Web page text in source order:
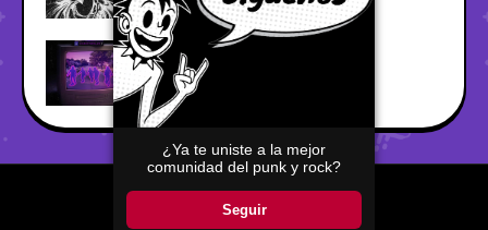
¿Ya te uniste a la mejor
comunidad del punk y rock?
Seguir
CabinTwelve - Doing Fine
Ely August 04, 2026